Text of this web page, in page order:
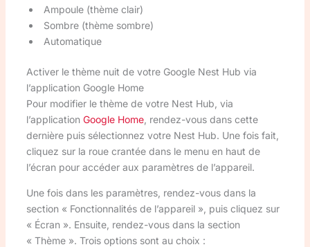
Ampoule (thème clair)
Sombre (thème sombre)
Automatique
Activer le thème nuit de votre Google Nest Hub via
l’application Google Home
Pour modifier le thème de votre Nest Hub, via
l’application Google Home, rendez-vous dans cette
dernière puis sélectionnez votre Nest Hub. Une fois fait,
cliquez sur la roue crantée dans le menu en haut de
l’écran pour accéder aux paramètres de l’appareil.
Une fois dans les paramètres, rendez-vous dans la
section « Fonctionnalités de l’appareil », puis cliquez sur
« Écran ». Ensuite, rendez-vous dans la section
« Thème ». Trois options sont au choix :